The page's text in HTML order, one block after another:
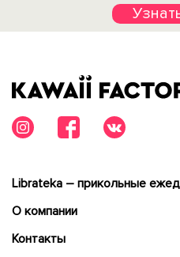
Librateka – прикольные
О компании
Контакты